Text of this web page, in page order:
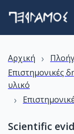
Αρχική ›
Επιστημονικές
υλικό
›
Scientific